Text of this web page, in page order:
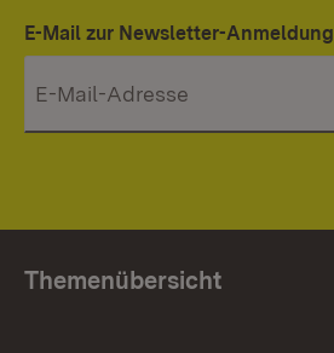
E-Mail zur Newsletter-Anmeldung
Themenübersicht